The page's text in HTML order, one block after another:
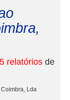
5 relatórios de
Lda